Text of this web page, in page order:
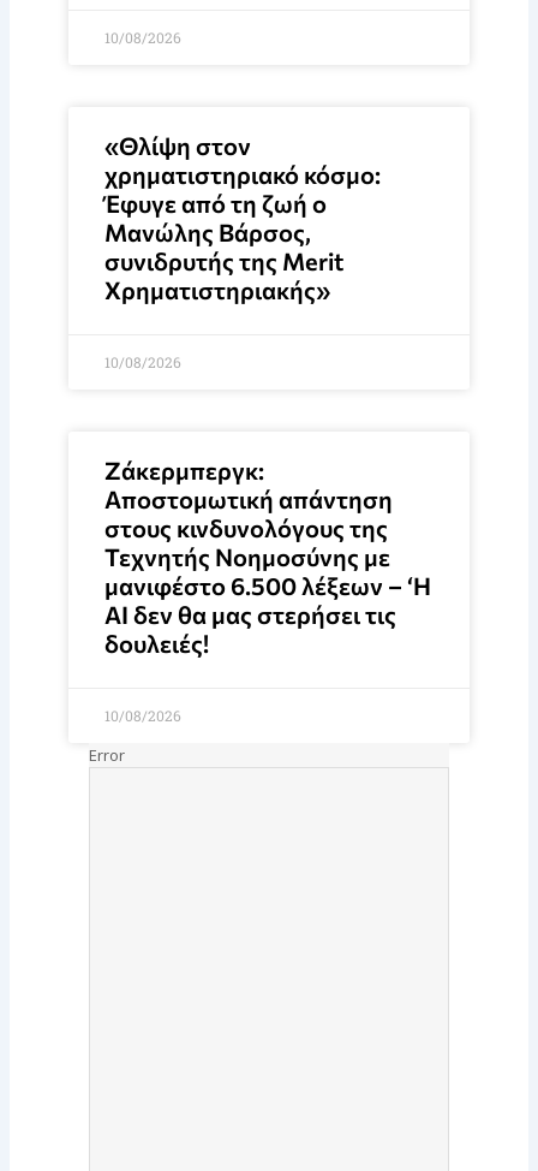
10/08/2026
«Θλίψη στον
χρηματιστηριακό κόσμο:
Έφυγε από τη ζωή ο
Μανώλης Βάρσος,
συνιδρυτής της Merit
Χρηματιστηριακής»
10/08/2026
Ζάκερμπεργκ:
Αποστομωτική απάντηση
στους κινδυνολόγους της
Τεχνητής Νοημοσύνης με
μανιφέστο 6.500 λέξεων – ‘Η
ΑΙ δεν θα μας στερήσει τις
δουλειές!
10/08/2026